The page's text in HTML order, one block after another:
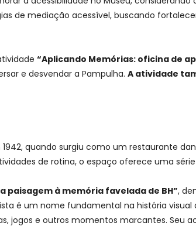
de mediação acessível, buscando
“Aplicando Memórias: oficina de
e desvendar a Pampulha. A atividade
quando surgiu como um restaurante
de rotina, o espaço oferece uma
paisagem à memória favelada de BH”,
é um nome fundamental na história visual
jogos e outros momentos marcantes. Seu